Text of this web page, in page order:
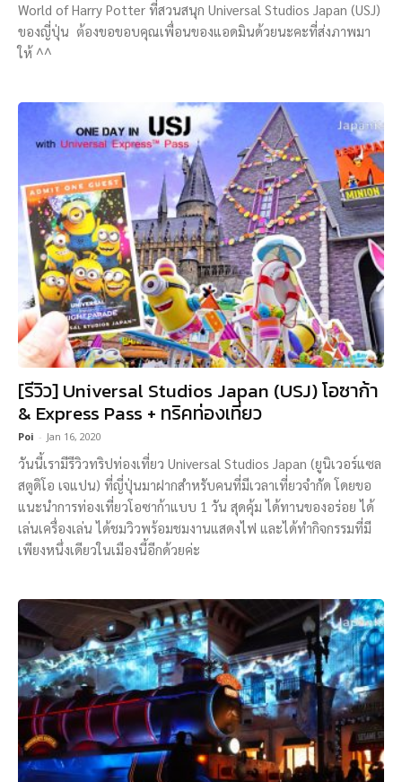
World of Harry Potter ที่สวนสนุก Universal Studios Japan (USJ)
ของญี่ปุ่น ต้องขอขอบคุณเพื่อนของแอดมินด้วยนะคะที่ส่งภาพมา
ให้ ^^
[รีวิว] Universal Studios Japan (USJ) โอซาก้า
& Express Pass + ทริคท่องเที่ยว
Poi - Jan 16, 2020
วันนี้เรามีรีวิวทริปท่องเที่ยว Universal Studios Japan (ยูนิเวอร์แซล
สตูดิโอ เจแปน) ที่ญี่ปุ่นมาฝากสำหรับคนที่มีเวลาเที่ยวจำกัด โดยขอ
แนะนำการท่องเที่ยวโอซาก้าแบบ 1 วัน สุดคุ้ม ได้ทานของอร่อย ได้
เล่นเครื่องเล่น ได้ชมวิวพร้อมชมงานแสดงไฟ และได้ทำกิจกรรมที่มี
เพียงหนึ่งเดียวในเมืองนี้อีกด้วยค่ะ